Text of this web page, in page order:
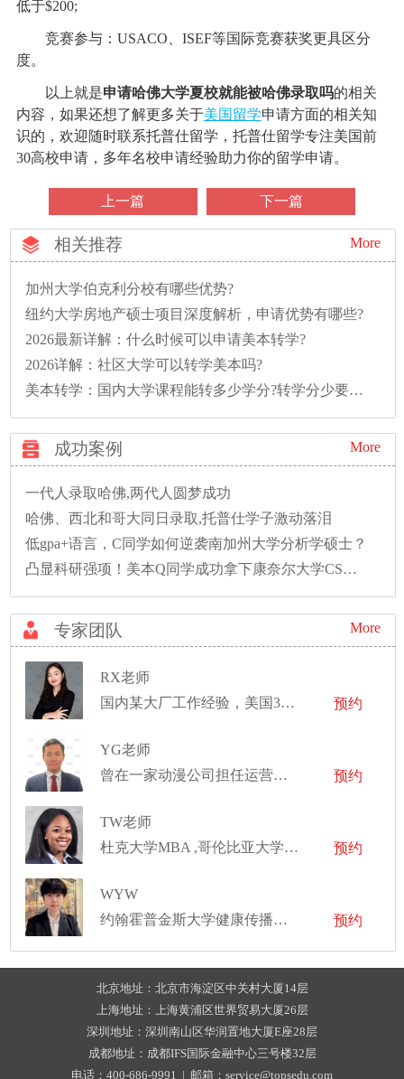
低于$200;
竞赛参与：USACO、ISEF等国际竞赛获奖更具区分
度。
以上就是申请哈佛大学夏校就能被哈佛录取吗的相关
内容，如果还想了解更多关于美国留学申请方面的相关知
识的，欢迎随时联系托普仕留学，托普仕留学专注美国前
30高校申请，多年名校申请经验助力你的留学申请。
上一篇 下一篇
相关推荐 More
加州大学伯克利分校有哪些优势?
纽约大学房地产硕士项目深度解析，申请优势有哪些?
2026最新详解：什么时候可以申请美本转学?
2026详解：社区大学可以转学美本吗?
美本转学：国内大学课程能转多少学分?转学分少要多读一年怎么办?
成功案例 More
一代人录取哈佛,两代人圆梦成功
哈佛、西北和哥大同日录取,托普仕学子激动落泪
低gpa+语言，C同学如何逆袭南加州大学分析学硕士？
凸显科研强项！美本Q同学成功拿下康奈尔大学CS硕士录取！
专家团队 More
RX老师
国内某大厂工作经验，美国3段mpp/mpa实习经历，曾于联合国亚太总部实习
预约
YG老师
曾在一家动漫公司担任运营总监
预约
TW老师
杜克大学MBA ,哥伦比亚大学非洲裔美国人研究硕士,杜克大学国际比较研究学士
预约
WYW
约翰霍普金斯大学健康传播学硕士
预约
北京地址：北京市海淀区中关村大厦14层
上海地址：上海黄浦区世界贸易大厦26层
深圳地址：深圳南山区华润置地大厦E座28层
成都地址：成都IFS国际金融中心三号楼32层
电话：400-686-9991 | 邮箱：service@topsedu.com